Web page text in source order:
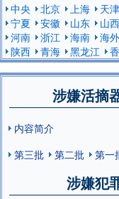
中央 北京 上海 天津
宁夏
安徽 山东 山西
河南
浙江 海南 海外
陕西
青海 黑龙江
涉嫌活摘
内容简介
第三批
第二批 第一
涉嫌犯